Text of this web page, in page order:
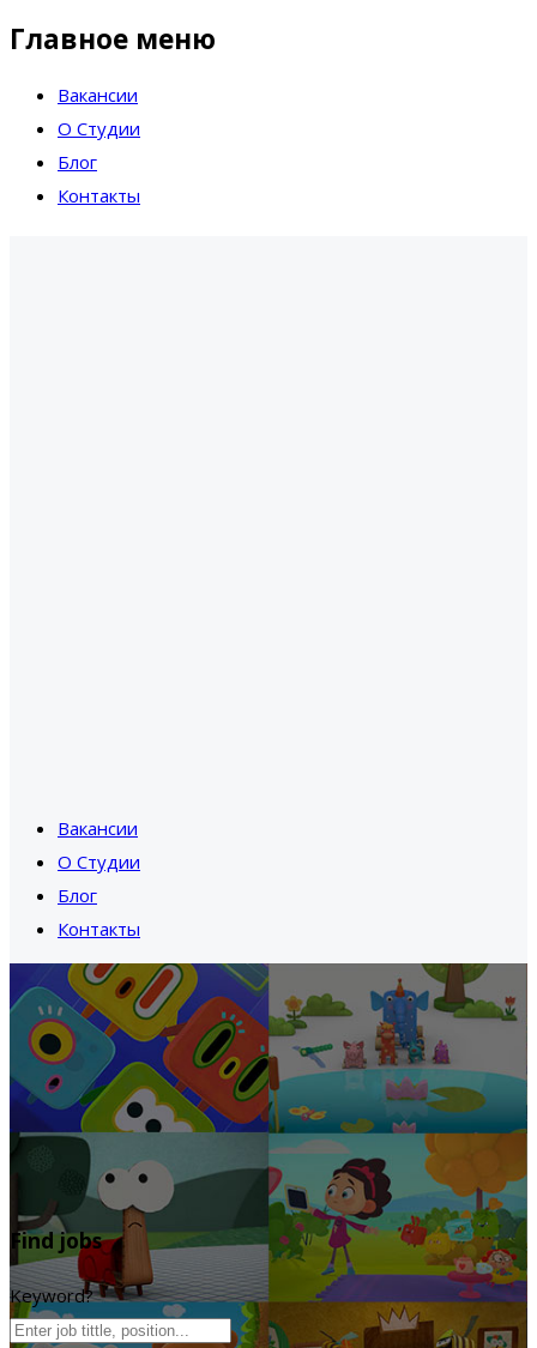
Главное меню
Вакансии
О Студии
Блог
Контакты
Вакансии
О Студии
Блог
Контакты
Find jobs
Keyword?